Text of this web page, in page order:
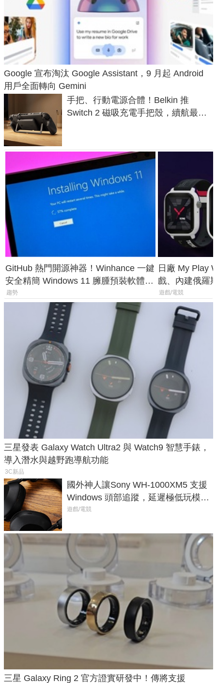
Google 宣布淘汰 Google Assistant，9 月起 Android
用戶全面轉向 Gemini
手把、行動電源合體！Belkin 推
Switch 2 磁吸充電手把殼，續航最高
GitHub 熱門開源神器！Winhance 一鍵
安全精簡 Windows 11 臃腫預裝軟體與
後台追蹤
趨勢
日廠 My Play
戲、內建俄羅
過竟然不能連
遊戲/電競
三星發表 Galaxy Watch Ultra2 與 Watch9 智慧手錶，
導入潛水與越野跑導航功能
3C新品
國外神人讓Sony WH-1000XM5 支援
Windows 頭部追蹤，延遲極低玩模擬
飛行超有感
遊戲/電競
三星 Galaxy Ring 2 官方證實研發中！傳將支援